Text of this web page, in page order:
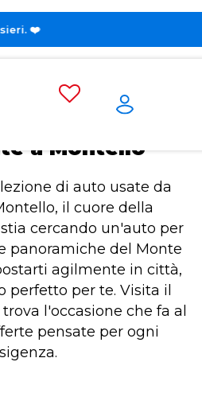
Auto usate a Montello
a Montello
di auto usate da
il cuore della
cercando un'auto per
panoramiche del Monte
agilmente in città,
perfetto per te. Visita il
l'occasione che fa al
pensate per ogni